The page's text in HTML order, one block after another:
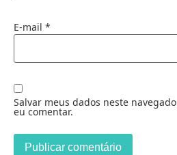
E-mail *
Salvar meus dados neste
eu comentar.